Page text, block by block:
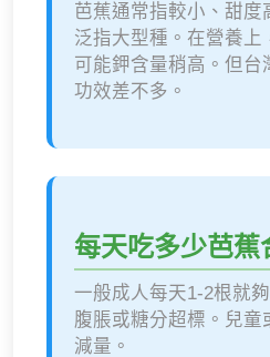
芭蕉通常指較小、甜度
泛指大型種。在營養上
可能鉀含量稍高。但台
功效差不多。
每天吃多少芭蕉
一般成人每天1-2根就
腹脹或糖分超標。兒童
減量。